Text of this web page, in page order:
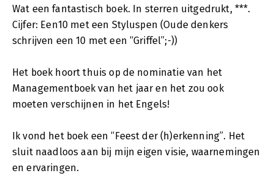
Wat een fantastisch boek. In sterren uitgedrukt, ***.
Cijfer: Een10 met een Styluspen (Oude denkers
schrijven een 10 met een “Griffel”;-))
Het boek hoort thuis op de nominatie van het
Managementboek van het jaar en het zou ook
moeten verschijnen in het Engels!
Ik vond het boek een “Feest der (h)erkenning”. Het
sluit naadloos aan bij mijn eigen visie, waarnemingen
en ervaringen.